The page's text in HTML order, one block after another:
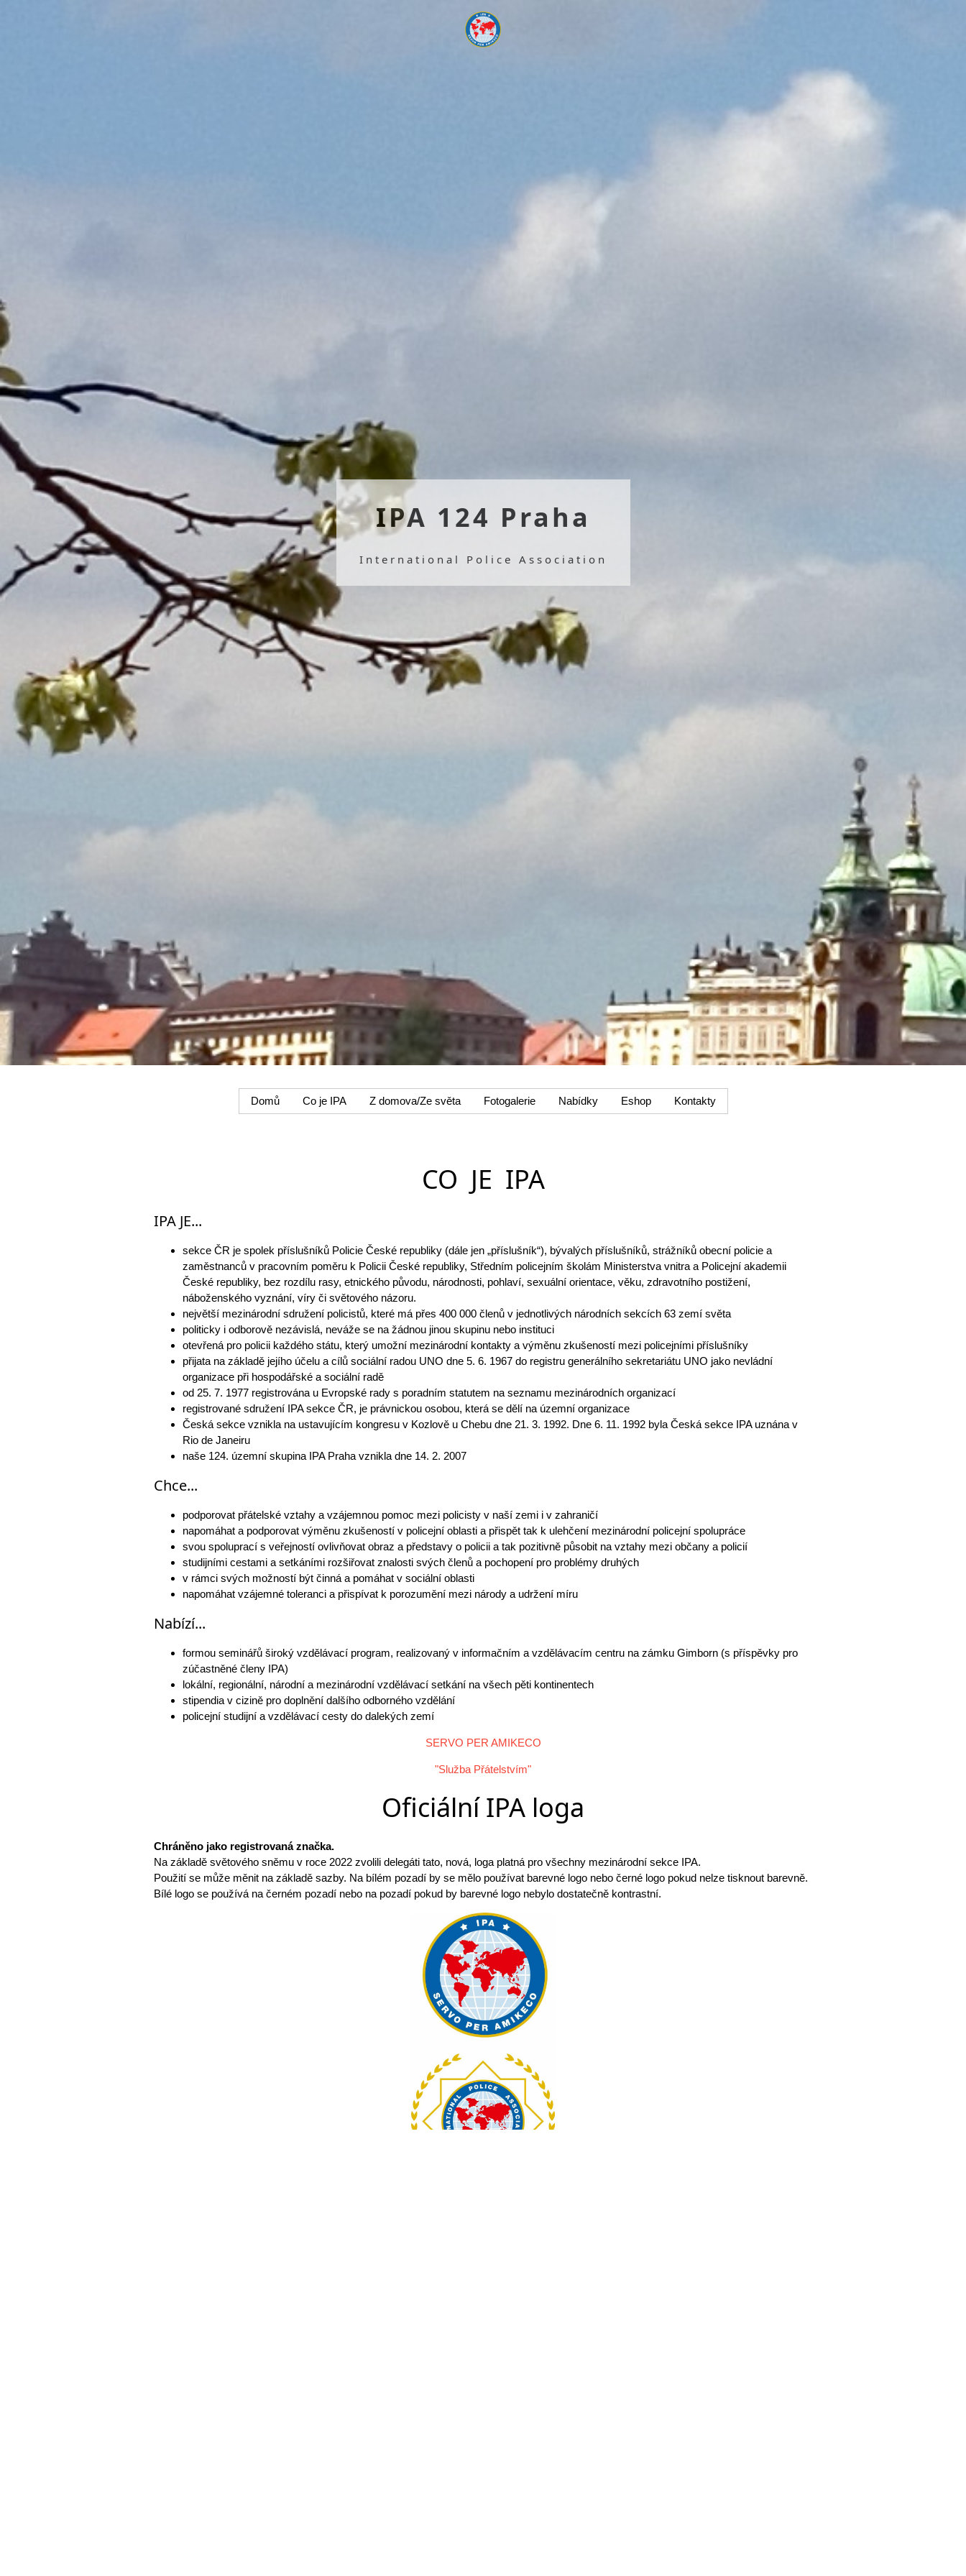
IPA 124 Praha
International Police Association
Domů Co je IPA Z domova/Ze světa Fotogalerie Nabídky Eshop Kontakty
CO JE IPA
IPA JE...
sekce ČR je spolek příslušníků Policie České republiky (dále jen „příslušník“), bývalých příslušníků, strážníků obecní policie a
zaměstnanců v pracovním poměru k Policii České republiky, Středním policejním školám Ministerstva vnitra a Policejní akademii
České republiky, bez rozdílu rasy, etnického původu, národnosti, pohlaví, sexuální orientace, věku, zdravotního postižení,
náboženského vyznání, víry či světového názoru.
největší mezinárodní sdružení policistů, které má přes 400 000 členů v jednotlivých národních sekcích 63 zemí světa
politicky i odborově nezávislá, neváže se na žádnou jinou skupinu nebo instituci
otevřená pro policii každého státu, který umožní mezinárodní kontakty a výměnu zkušeností mezi policejními příslušníky
přijata na základě jejího účelu a cílů sociální radou UNO dne 5. 6. 1967 do registru generálního sekretariátu UNO jako nevládní
organizace při hospodářské a sociální radě
od 25. 7. 1977 registrována u Evropské rady s poradním statutem na seznamu mezinárodních organizací
registrované sdružení IPA sekce ČR, je právnickou osobou, která se dělí na územní organizace
Česká sekce vznikla na ustavujícím kongresu v Kozlově u Chebu dne 21. 3. 1992. Dne 6. 11. 1992 byla Česká sekce IPA uznána v
Rio de Janeiru
naše 124. územní skupina IPA Praha vznikla dne 14. 2. 2007
Chce...
podporovat přátelské vztahy a vzájemnou pomoc mezi policisty v naší zemi i v zahraničí
napomáhat a podporovat výměnu zkušeností v policejní oblasti a přispět tak k ulehčení mezinárodní policejní spolupráce
svou spoluprací s veřejností ovlivňovat obraz a představy o policii a tak pozitivně působit na vztahy mezi občany a policií
studijními cestami a setkáními rozšiřovat znalosti svých členů a pochopení pro problémy druhých
v rámci svých možností být činná a pomáhat v sociální oblasti
napomáhat vzájemné toleranci a přispívat k porozumění mezi národy a udržení míru
Nabízí...
formou seminářů široký vzdělávací program, realizovaný v informačním a vzdělávacím centru na zámku Gimborn (s příspěvky pro
zúčastněné členy IPA)
lokální, regionální, národní a mezinárodní vzdělávací setkání na všech pěti kontinentech
stipendia v cizině pro doplnění dalšího odborného vzdělání
policejní studijní a vzdělávací cesty do dalekých zemí
SERVO PER AMIKECO
"Služba Přátelstvím"
Oficiální IPA loga
Chráněno jako registrovaná značka.
Na základě světového sněmu v roce 2022 zvolili delegáti tato, nová, loga platná pro všechny mezinárodní sekce IPA.
Použití se může měnit na základě sazby. Na bílém pozadí by se mělo používat barevné logo nebo černé logo pokud nelze tisknout barevně.
Bílé logo se používá na černém pozadí nebo na pozadí pokud by barevné logo nebylo dostatečně kontrastní.